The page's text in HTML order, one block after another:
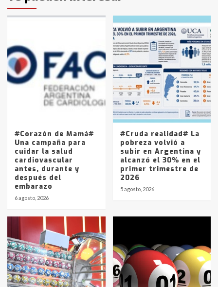
3
en la mañana del lunes
4
Accidente en Ruta 5: falleció un
joven de Trenque Lauquen
Los precios de los combustibles en
La Pampa, desde YPF hasta Axion
entre 857 a 1338 pesos
#Corazón de Mamá#
Una campaña para
cuidar la salud
cardiovascular
antes, durante y
después del
embarazo
6 agosto, 2026
#Cruda realidad# La
pobreza volvió a
subir en Argentina y
alcanzó el 30% en el
primer trimestre de
2026
5 agosto, 2026